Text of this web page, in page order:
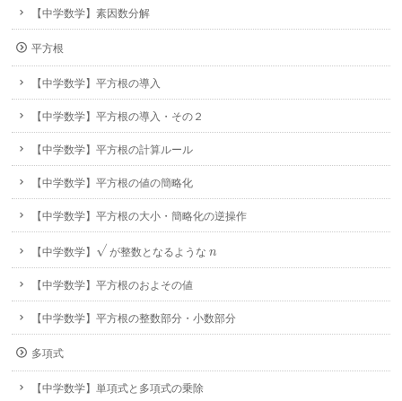
【中学数学】素因数分解
平方根
【中学数学】平方根の導入
【中学数学】平方根の導入・その２
【中学数学】平方根の計算ルール
【中学数学】平方根の値の簡略化
【中学数学】平方根の大小・簡略化の逆操作
【中学数学】 √ が整数となるようなn
n
【中学数学】平方根のおよその値
【中学数学】平方根の整数部分・小数部分
多項式
【中学数学】単項式と多項式の乗除